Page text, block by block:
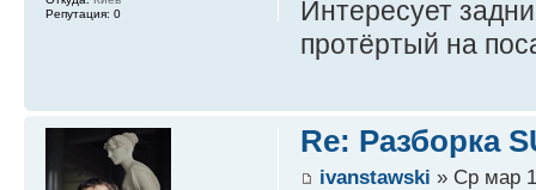
Интересует
протёртый на
Репутация: 0
Re: Разборка
ivanstawski » Ср мар